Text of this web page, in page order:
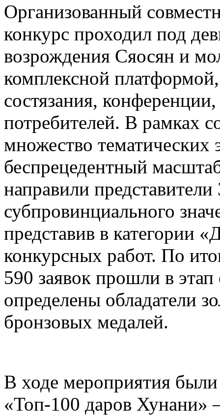
Организованный
конкурс проходил под
возрождения Сяосян и
комплексной
состязания,
потребителей. В рамках
множество тематических
беспрецедентный
направили
субпровинциального
представив в категории
конкурсных работ. По
590 заявок прошли в
определены обладатели
бронзовых медалей.
В ходе мероприятия были
«Топ-100 даров Хунани»